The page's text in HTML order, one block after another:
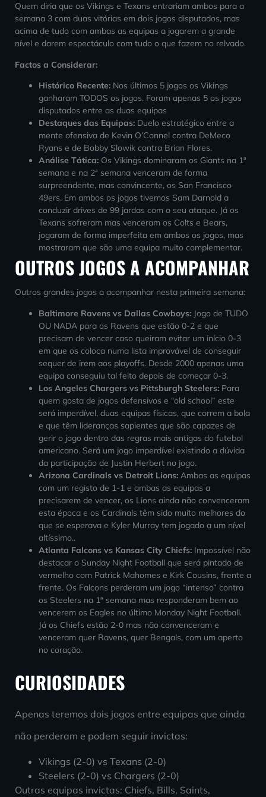
Quem diria que os Vikings e Texans entrariam ambos para a
semana 3 com duas vitórias em dois jogos disputados, mas
acima de tudo com ambas as equipas a jogarem a grande
nível e darem espectáculo com tudo o que fazem no relvado.
Factos a Considerar:
Histórico Recente: Nos últimos 5 jogos os Vikings
ganharam TODOS os jogos. Foram apenas 5 os jogos
disputados entre as duas equipas
Destaques das Equipas: Duelo estratégico entre a
mente ofensiva de Kevin O’Connel contra DeMeco
Ryans e de Bobby Slowik contra Brian Flores.
Análise Tática: Os Vikings dominaram os Giants na 1ª
semana e na 2ª semana venceram de forma
surpreendente, mas convincente, os San Francisco
49ers. Em ambos os jogos tivemos Sam Darnold a
conduzir drives de 99 jardas com o seu ataque. Já os
Texans sofreram mas venceram os Colts e Bears,
jogaram de forma imperfeita em ambos os jogos, mas
mostraram que são uma equipa muito complementar.
OUTROS JOGOS A ACOMPANHAR
Outros grandes jogos a acompanhar nesta primeira semana:
Baltimore Ravens vs Dallas Cowboys: Jogo de TUDO
OU NADA para os Ravens que estão 0-2 e que
precisam de vencer caso queiram evitar um início 0-3
em que os coloca numa lista improvável de conseguir
sequer de irem aos playoffs. Desde 2000 apenas uma
equipa conseguiu tal feito depois de começar 0-3.
Los Angeles Chargers vs Pittsburgh Steelers: Para
quem gosta de jogos defensivos e “old school” este
será imperdível, duas equipas físicas, que correm a bola
e que têm lideranças sapientes que são capazes de
gerir o jogo dentro das regras mais antigas do futebol
americano. Será um jogo imperdível existindo a dúvida
da participação de Justin Herbert no jogo.
Arizona Cardinals vs Detroit Lions: Ambas as equipas
com um registo de 1-1 e ambas as equipas a
precisarem de vencer, os Lions ainda não convenceram
esta época e os Cardinals têm sido muito melhores do
que se esperava e Kyler Murray tem jogado a um nível
altíssimo..
Atlanta Falcons vs Kansas City Chiefs: Impossível não
destacar o Sunday Night Football que será pintado de
vermelho com Patrick Mahomes e Kirk Cousins, frente a
frente. Os Falcons perderam um jogo “intenso” contra
os Steelers na 1ª semana mas responderam bem ao
vencerem os Eagles no último Monday Night Football.
Já os Chiefs estão 2-0 mas não convenceram e
venceram quer Ravens, quer Bengals, com um aperto
no coração.
CURIOSIDADES
Apenas teremos dois jogos entre equipas que ainda
não perderam e podem seguir invictas:
Vikings (2-0) vs Texans (2-0)
Steelers (2-0) vs Chargers (2-0)
Outras equipas invictas: Chiefs, Bills, Saints,